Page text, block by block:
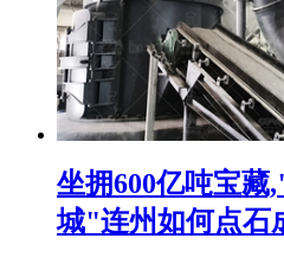
坐拥600亿吨宝藏
城"连州如何点石